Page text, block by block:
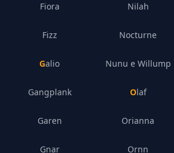
Fiora
Fizz
Galio
Gangplank
Garen
Gnar
Nilah
Nocturne
Nunu e Willump
Olaf
Orianna
Ornn